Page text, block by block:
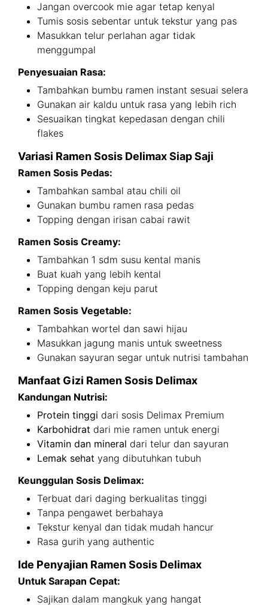
Jangan overcook mie agar tetap kenyal
Tumis sosis sebentar untuk tekstur yang pas
Masukkan telur perlahan agar tidak
menggumpal
Penyesuaian Rasa:
Tambahkan bumbu ramen instant sesuai selera
Gunakan air kaldu untuk rasa yang lebih rich
Sesuaikan tingkat kepedasan dengan chili
flakes
Variasi Ramen Sosis Delimax Siap Saji
Ramen Sosis Pedas:
Tambahkan sambal atau chili oil
Gunakan bumbu ramen rasa pedas
Topping dengan irisan cabai rawit
Ramen Sosis Creamy:
Tambahkan 1 sdm susu kental manis
Buat kuah yang lebih kental
Topping dengan keju parut
Ramen Sosis Vegetable:
Tambahkan wortel dan sawi hijau
Masukkan jagung manis untuk sweetness
Gunakan sayuran segar untuk nutrisi tambahan
Manfaat Gizi Ramen Sosis Delimax
Kandungan Nutrisi:
Protein tinggi dari sosis Delimax Premium
Karbohidrat dari mie ramen untuk energi
Vitamin dan mineral dari telur dan sayuran
Lemak sehat yang dibutuhkan tubuh
Keunggulan Sosis Delimax:
Terbuat dari daging berkualitas tinggi
Tanpa pengawet berbahaya
Tekstur kenyal dan tidak mudah hancur
Rasa gurih yang authentic
Ide Penyajian Ramen Sosis Delimax
Untuk Sarapan Cepat:
Sajikan dalam mangkuk yang hangat